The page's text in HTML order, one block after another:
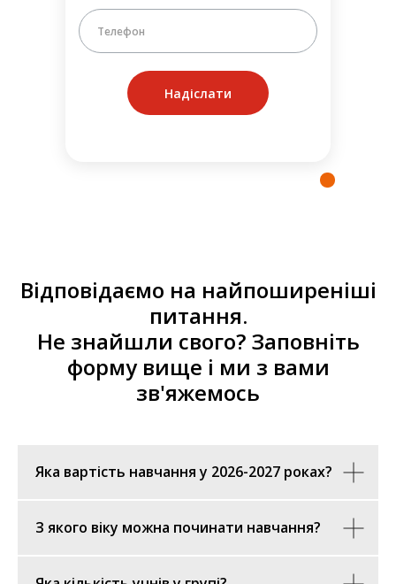
Надіслати
Відповідаємо на найпоширеніші
питання.
Не знайшли свого? Заповніть
форму вище і ми з вами
зв'яжемось
Яка вартість навчання у 2026-2027 роках?
З якого віку можна починати навчання?